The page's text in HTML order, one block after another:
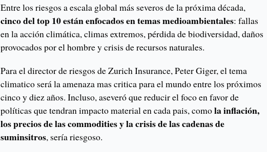
Entre los riesgos a escala global más severos de la próxima década,
cinco del top 10 están enfocados en temas medioambientales: fallas
en la acción climática, climas extremos, pérdida de biodiversidad, daños
provocados por el hombre y crisis de recursos naturales.
Para el director de riesgos de Zurich Insurance, Peter Giger, el tema
climatico será la amenaza mas critica para el mundo entre los próximos
cinco y diez años. Incluso, aseveró que reducir el foco en favor de
políticas que tendran impacto material en cada pais, comola inflación,
los precios de las commodities y la crisis de las cadenas de
suminsitros, sería riesgoso.